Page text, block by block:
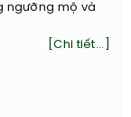
ngưỡng mộ và
[Chi tiết...]